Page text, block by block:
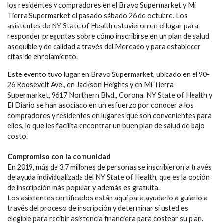
los residentes y compradores en el Bravo Supermarket y Mi
Tierra Supermarket el pasado sábado 26 de octubre. Los
asistentes de NY State of Health estuvieron en el lugar para
responder preguntas sobre cómo inscribirse en un plan de salud
asequible y de calidad a través del Mercado y para establecer
citas de enrolamiento.
Este evento tuvo lugar en Bravo Supermarket, ubicado en el 90-
26 Roosevelt Ave., en Jackson Heights y en Mi Tierra
Supermarket, 9617 Northern Blvd., Corona. NY State of Health y
El Diario se han asociado en un esfuerzo por conocer a los
compradores y residentes en lugares que son convenientes para
ellos, lo que les facilita encontrar un buen plan de salud de bajo
costo.
Compromiso con la comunidad
En 2019, más de 3.7 millones de personas se inscribieron a través
de ayuda individualizada del NY State of Health, que es la opción
de inscripción más popular y además es gratuita.
Los asistentes certificados están aquí para ayudarlo a guiarlo a
través del proceso de inscripción y determinar si usted es
elegible para recibir asistencia financiera para costear su plan.